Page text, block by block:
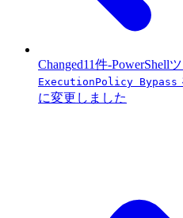
Changed11件-PowerShell
ExecutionPolicy Bypass
に変更しました